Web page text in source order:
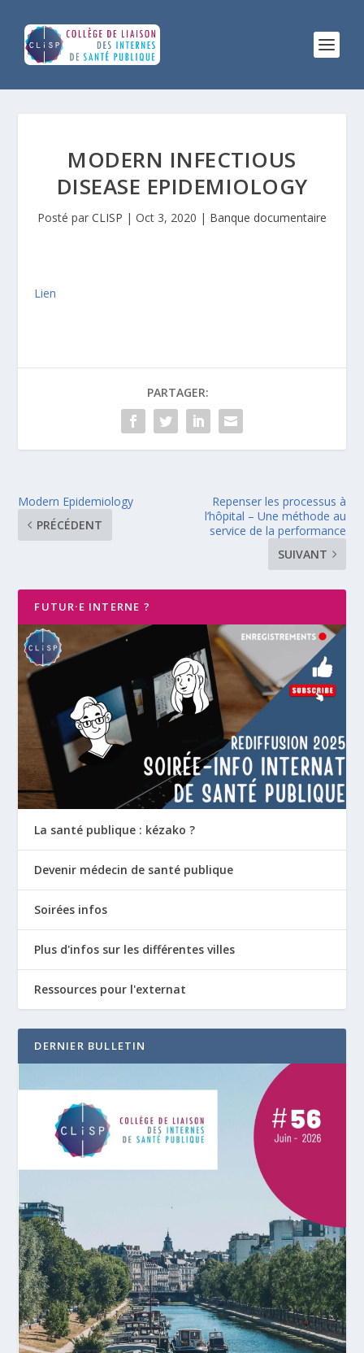
MODERN INFECTIOUS
DISEASE EPIDEMIOLOGY
Posté par CLISP | Oct 3, 2020 | Banque documentaire
Lien
PARTAGER:
Modern Epidemiology
PRÉCÉDENT
Repenser les processus à
l’hôpital – Une méthode au
service de la performance
SUIVANT
FUTUR·E INTERNE ?
La santé publique : kézako ?
Devenir médecin de santé publique
Soirées infos
Plus d'infos sur les différentes villes
Ressources pour l'externat
DERNIER BULLETIN